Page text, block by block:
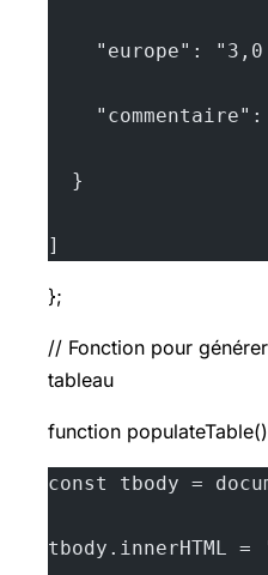
"europe":
  }
]
};
// Fonction pour
tableau
function
const tbody =